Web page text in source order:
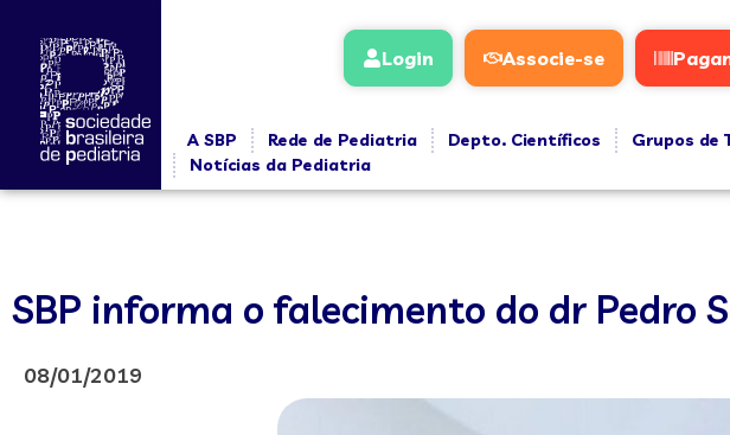
Login Associe-se
A SBP Rede de Pediatria Depto. Científicos Grupos de
Notícias da Pediatria
SBP informa o falecimento do dr Pedro
08/01/2019